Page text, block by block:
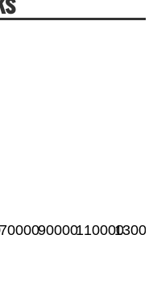
90000110000